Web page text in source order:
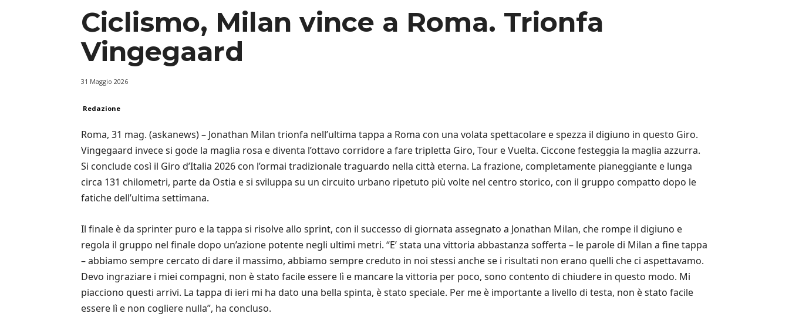
Ciclismo, Milan vince a Roma. Trionfa
Vingegaard
31 Maggio 2026
Redazione
Roma, 31 mag. (askanews) – Jonathan Milan trionfa nell’ultima tappa a Roma con una volata spettacolare e spezza il digiuno in questo Giro.
Vingegaard invece si gode la maglia rosa e diventa l’ottavo corridore a fare tripletta Giro, Tour e Vuelta. Ciccone festeggia la maglia azzurra.
Si conclude così il Giro d’Italia 2026 con l’ormai tradizionale traguardo nella città eterna. La frazione, completamente pianeggiante e lunga
circa 131 chilometri, parte da Ostia e si sviluppa su un circuito urbano ripetuto più volte nel centro storico, con il gruppo compatto dopo le
fatiche dell’ultima settimana.
Il finale è da sprinter puro e la tappa si risolve allo sprint, con il successo di giornata assegnato a Jonathan Milan, che rompe il digiuno e
regola il gruppo nel finale dopo un’azione potente negli ultimi metri. “E’ stata una vittoria abbastanza sofferta – le parole di Milan a fine tappa
– abbiamo sempre cercato di dare il massimo, abbiamo sempre creduto in noi stessi anche se i risultati non erano quelli che ci aspettavamo.
Devo ingraziare i miei compagni, non è stato facile essere lì e mancare la vittoria per poco, sono contento di chiudere in questo modo. Mi
piacciono questi arrivi. La tappa di ieri mi ha dato una bella spinta, è stato speciale. Per me è importante a livello di testa, non è stato facile
essere lì e non cogliere nulla”, ha concluso.